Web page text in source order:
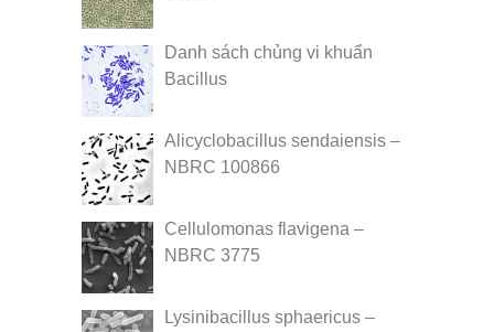
Danh sách chủng vi khuẩn
Bacillus
Alicyclobacillus sendaiensis –
NBRC 100866
Cellulomonas flavigena –
NBRC 3775
Lysinibacillus sphaericus –